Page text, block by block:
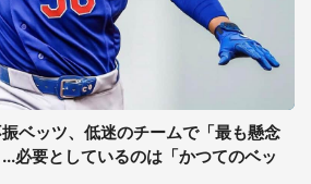
振ベッツ、低迷のチームで「最も懸念
必要としているのは「かつてのベッ